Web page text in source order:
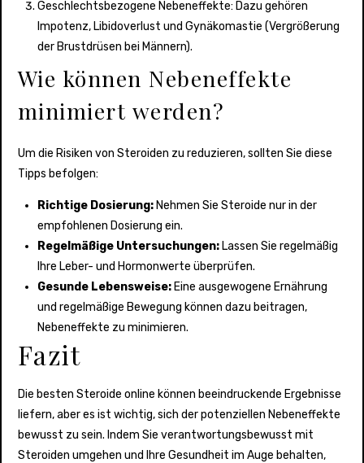
Geschlechtsbezogene Nebeneffekte: Dazu gehören
Impotenz, Libidoverlust und Gynäkomastie (Vergrößerung
der Brustdrüsen bei Männern).
Wie können Nebeneffekte
minimiert werden?
Um die Risiken von Steroiden zu reduzieren, sollten Sie diese
Tipps befolgen:
Richtige Dosierung:Nehmen Sie Steroide nur in der
empfohlenen Dosierung ein.
Regelmäßige Untersuchungen:Lassen Sie regelmäßig
Ihre Leber- und Hormonwerte überprüfen.
Gesunde Lebensweise:Eine ausgewogene Ernährung
und regelmäßige Bewegung können dazu beitragen,
Nebeneffekte zu minimieren.
Fazit
Die besten Steroide online können beeindruckende Ergebnisse
liefern, aber es ist wichtig, sich der potenziellen Nebeneffekte
bewusst zu sein. Indem Sie verantwortungsbewusst mit
Steroiden umgehen und Ihre Gesundheit im Auge behalten,